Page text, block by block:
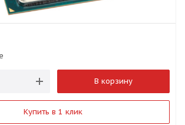
В корзину
Купить в 1 клик